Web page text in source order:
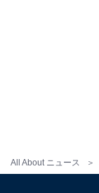
All About ニュース